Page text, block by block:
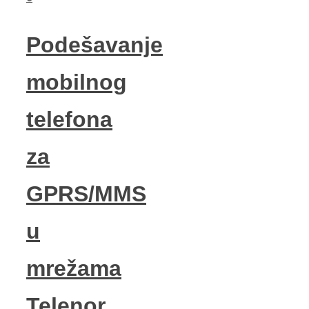
Podešavanje
mobilnog
telefona
za
GPRS/MMS
u
mrežama